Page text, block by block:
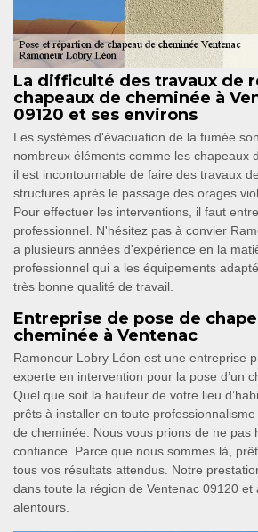
La difficulté des travaux de
chapeaux de cheminée à
09120 et ses environs
Les systèmes d'évacuation de la fumée
nombreux éléments comme les chapeaux
il est incontournable de faire des travaux
structures après le passage des orages
Pour effectuer les interventions, il faut
professionnel. N'hésitez pas à convier
a plusieurs années d'expérience en la
professionnel qui a les équipements
très bonne qualité de travail.
Entreprise de pose de
cheminée à Ventenac
Ramoneur Lobry Léon est une entreprise
experte en intervention pour la pose d’un
Quel que soit la hauteur de votre lieu
prêts à installer en toute
de cheminée. Nous vous prions de ne pas
confiance. Parce que nous sommes là,
tous vos résultats attendus. Notre
dans toute la région de Ventenac 09120 et
alentours.